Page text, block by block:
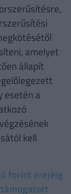
amelyet
állapít
esetén a
kell
forint erejéig